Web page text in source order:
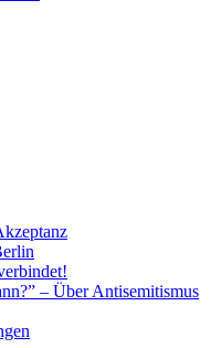
– Über Antisemitismus